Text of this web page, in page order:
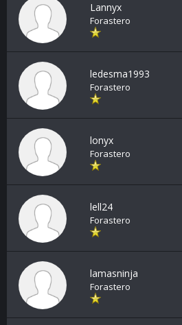
Lannyx
Forastero
ledesma1993
Forastero
lonyx
Forastero
lell24
Forastero
lamasninja
Forastero